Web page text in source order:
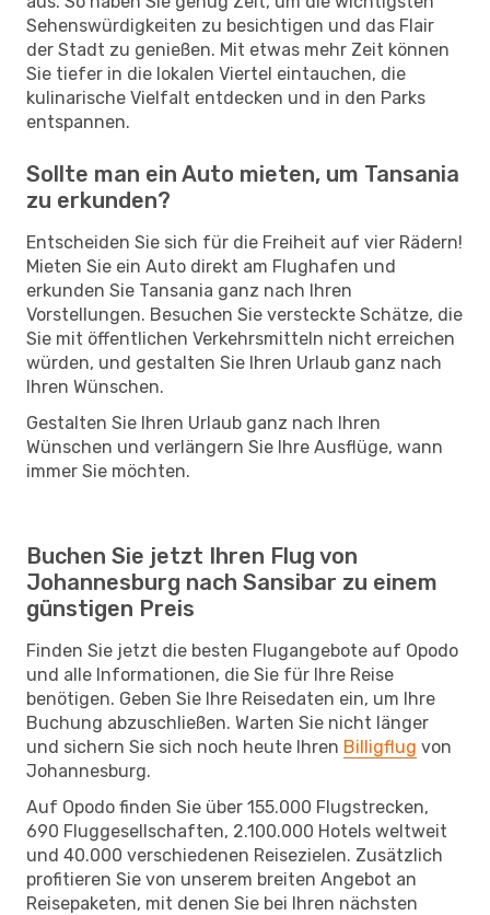
Sehenswürdigkeiten zu besichtigen und das Flair
der Stadt zu genießen. Mit etwas mehr Zeit können
Sie tiefer in die lokalen Viertel eintauchen, die
kulinarische Vielfalt entdecken und in den Parks
entspannen.
Sollte man ein Auto mieten, um Tansania
zu erkunden?
Entscheiden Sie sich für die Freiheit auf vier Rädern!
Mieten Sie ein Auto direkt am Flughafen und
erkunden Sie Tansania ganz nach Ihren
Vorstellungen. Besuchen Sie versteckte Schätze, die
Sie mit öffentlichen Verkehrsmitteln nicht erreichen
würden, und gestalten Sie Ihren Urlaub ganz nach
Ihren Wünschen.
Gestalten Sie Ihren Urlaub ganz nach Ihren
Wünschen und verlängern Sie Ihre Ausflüge, wann
immer Sie möchten.
Buchen Sie jetzt Ihren Flug von
Johannesburg nach Sansibar zu einem
günstigen Preis
Finden Sie jetzt die besten Flugangebote auf Opodo
und alle Informationen, die Sie für Ihre Reise
benötigen. Geben Sie Ihre Reisedaten ein, um Ihre
Buchung abzuschließen. Warten Sie nicht länger
und sichern Sie sich noch heute Ihren Billigflug von
Johannesburg.
Auf Opodo finden Sie über 155.000 Flugstrecken,
690 Fluggesellschaften, 2.100.000 Hotels weltweit
und 40.000 verschiedenen Reisezielen. Zusätzlich
profitieren Sie von unserem breiten Angebot an
Reisepaketen, mit denen Sie bei Ihren nächsten